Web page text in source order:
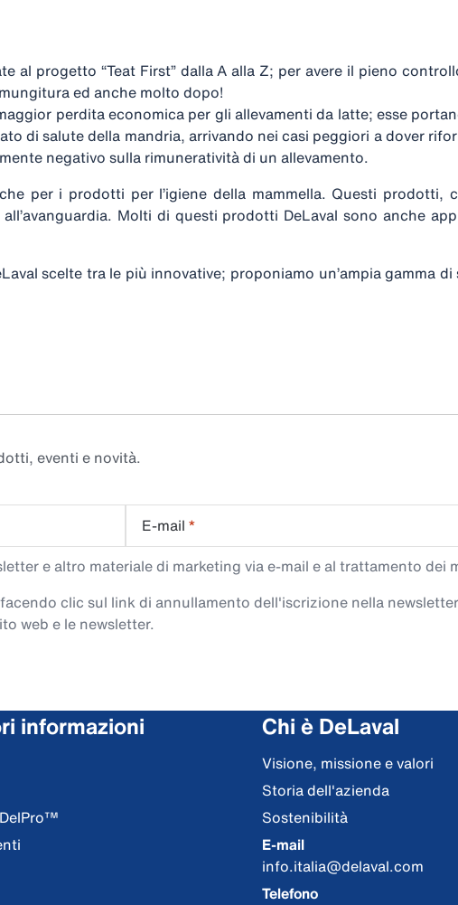
al progetto “Teat First” dalla A alla Z; per avere il pieno
ed anche molto dopo!
perdita economica per gli allevamenti da latte; esse
di salute della mandria, arrivando nei casi peggiori a dover
negativo sulla rimuneratività di un allevamento.
per i prodotti per l’igiene della mammella. Questi prodotti,
Molti di questi prodotti DeLaval sono anche
scelte tra le più innovative; proponiamo un’ampia gamma
eventi e novità.
E-mail *
e altro materiale di marketing via e-mail e al trattamento dei
clic sul link di annullamento dell'iscrizione nella
web e le newsletter.
informazioni Chi è DeLaval
Visione, missione e valori
Storia dell'azienda
Sostenibilità
E-mail
info.italia@delaval.com
Telefono